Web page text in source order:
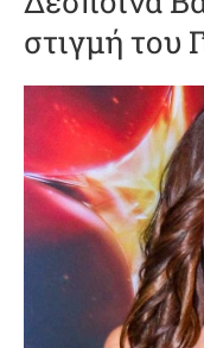
στιγμή του